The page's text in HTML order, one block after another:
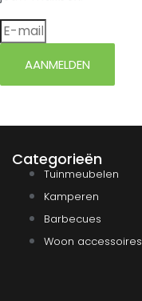
AANMELDEN
Categorieën
Tuinmeubelen
Kamperen
Barbecues
Woon accessoires